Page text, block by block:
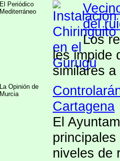
El Periódico
Mediterráneo
del
Los
les impide
similares
La Opinión de
Murcia
Cartagena
El
niveles de